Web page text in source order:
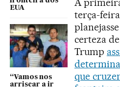
EUA
“Vamos nos
arriscar a ir
terça-
certeza
Trump
que